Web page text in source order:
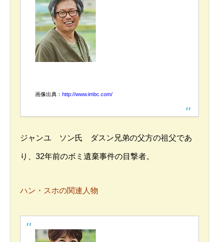
画像出典： http://www.imbc.com/
ジャンユ ソン氏 ダスン兄弟の父方の祖父であ
り、32年前のボミ遺棄事件の目撃者。
ハン・スホの関連人物